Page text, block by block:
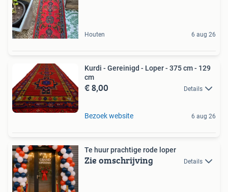
Houten 6 aug 26
Kurdi - Gereinigd - Loper - 375 cm - 129
cm
€ 8,00 Details
Bezoek website 6 aug 26
Te huur prachtige rode loper
Zie omschrijving Details